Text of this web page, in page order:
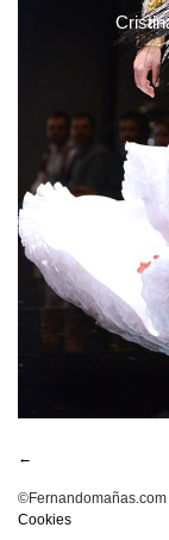
←
Cookies